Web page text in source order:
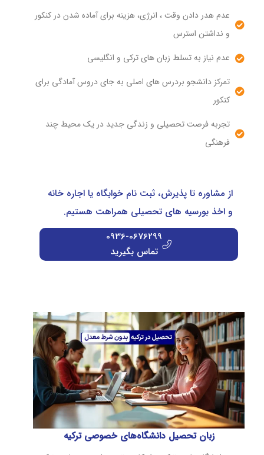
عدم هدر دادن وقت ، انرژی، هزینه برای آماده شدن در کنکور
و نداشتن استرس
عدم نیاز به تسلط زبان های ترکی و انگلیسی
تمرکز دانشجو بردرس های اصلی به جای دروس آمادگی برای
کنکور
تجربه فرصت تحصیلی و زندگی جدید در یک محیط چند
فرهنگی
از مشاوره تا پذیرش، ثبت نام خوابگاه یا اجاره خانه
و اخذ بورسیه های تحصیلی همراهت هستیم.
0936-0676299
تماس بگیرید
زبان تحصیل دانشگاه‌های خصوصی ترکیه